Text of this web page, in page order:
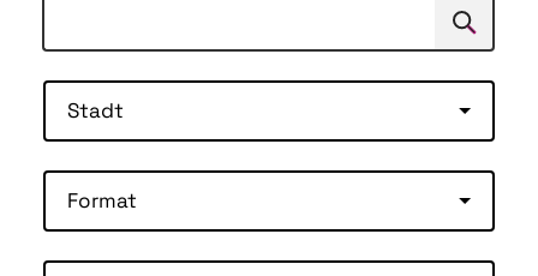
Suchen
Stadt
Format